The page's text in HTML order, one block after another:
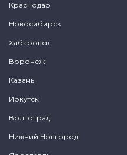
Краснодар
Новосибирск
Хабаровск
Воронеж
Казань
Иркутск
Волгоград
Нижний Новгород